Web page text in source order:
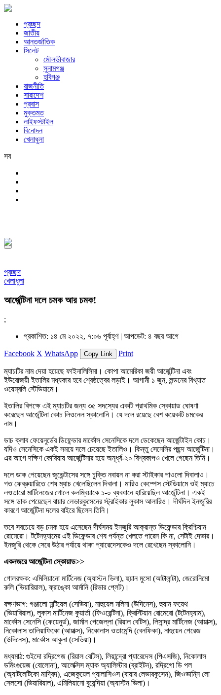
প্রচ্ছদ
জাতীয়
আন্তর্জাতিক
সিলেট
মৌলভীবাজার
সুনামগঞ্জ
হবিগঞ্জ
রাজনীতি
সারাদেশ
প্রবাস
মুক্তমত
লাইফস্টাইল
বিনোদন
খেলাধুলা
সব
প্রচ্ছদ
খেলাধুলা
আর্জেন্টিনা দলে চমক আর চমক!
;
প্রকাশিত: ১৪ মে ২০২২, ৭:০৬ পূর্বাহ্ণ | আপডেট: ৪ বছর আগে
Facebook X WhatsApp Copy Link Print
ম্যাচটির নাম দেয়া হয়েছে ফাইনালিসিমা। কোপা আমেরিকা জয়ী আর্জেন্টিনা এবং
ইউরোজয়ী ইতালির মধ্যকার হবে শ্রেষ্ঠত্বের লড়াই। আগামী ১ জুন, লন্ডনের বিখ্যাত
ওয়েম্বলি স্টেডিয়ামে।
ইতালির বিপক্ষে এই ম্যাচটির জন্য ৩৫ সদস্যের একটি প্রাথমিক স্কোয়াড ঘোষণা
করেছেন আর্জেন্টিনা কোচ লিওনেল স্কালোনি। যে দলে রয়েছে বেশ কয়েকটি চমকের
নাম।
ডাচ ক্লাব ফেয়েনুর্ডের ডিফেন্ডার মার্কোস সেনেসিকে দলে ডেকেছেন আর্জেন্টাইন কোচ।
যদিও সেনেসিকে একই সময়ে দলে চেয়েছে ইতালিও। কিন্তু সেনেসির পছন্দ আর্জেন্টিনা।
এর আগে দক্ষিণ কোরিয়ায় আর্জেন্টিনার হয়ে অনূর্ধ্ব-২০ বিশ্বকাপও খেলে গেছেন তিনি।
দলে ডাক পেয়েছেন জুভেন্টাসের সঙ্গে চুক্তি নবায়ন না করা স্টাইকার পাওলো দিবালাও।
গত ফেব্রুয়ারিতে শেষ ম্যাচ খেলেছিলেন দিবালা। মারিও কেম্পেস স্টেডিয়ামে ওই ম্যাচে
লওতারো মার্টিনেজের গোলে কলম্বিয়াকে ১-০ ব্যবধানে হারিয়েছিল আর্জেন্টিনা। একই
সঙ্গে ডাক পেয়েছেন বায়ার লেভারকুসেনের স্ট্রাইকার লুকাস আলারিও। দীর্ঘদিন ইনজুরির
কারণে আর্জেন্টিনা দলের বাইরে ছিলেন তিনি।
তবে সবচেয়ে বড় চমক হয়ে এসেছেন দীর্ঘসময় ইনজুরি আক্রান্ত ডিফেন্ডার ক্রিশ্চিয়ান
রোমেরো। টটেনহ্যামের এই ডিফেন্ডার শেষ পর্যন্ত খেলতে পারেন কি না, সেটাই দেভার।
ইনজুরি থেকে সেরে উঠার পর্যায়ে থাকা প্যারেদেসকেও দলে রেখেছেন স্কালোনি।
একনজরে আর্জেন্টিনা স্কোয়াড>>
গোলরক্ষক: এমিলিয়ানো মার্টিনেজ (অ্যাস্টন ভিলা), হুয়ান মুসো (আটালান্টা), জেরোনিমো
রুলি (ভিয়ারিয়াল), ফ্রাঙ্কো আর্মানি (রিভার প্লেট)।
রক্ষণভাগ: গঞ্জালো মন্টিয়েল (সেভিয়া), নাহুয়েল মলিনা (উদিনেস), হুয়ান ফয়েথ
(ভিয়ারিয়াল), লুকাস মার্টিনেজ কুয়ার্তা (ফিওরেন্টিনা), ক্রিস্টিয়ান রোমেরো (টটেনহ্যাম),
মার্কোস সেনেসি (ফেয়েনুর্ড), জার্মান পেজেল্লা (রিয়াল বেটিস), লিসান্দ্র মার্টিনেজ (আয়াক্স),
নিকোলাস তালিয়াফিকো (আয়াক্স), নিকোলাস ওতামেন্দি (বেনফিকা), নাহুয়েন পেরেজ
(উদিনেস), মার্কোস আকুনা (সেভিয়া)।
মধ্যমাঠ: গুইদো রদ্রিগেজ (রিয়াল বেটিস), লিয়ান্দ্রো প্যারেদেস (পিএসজি), নিকোলাস
ডমিংগুয়েজ (বোলোনা), আলেক্সিস ম্যাক অ্যালিস্টার (ব্রাইটন), রদ্রিগো ডি পল
(অ্যাটলেটিকো মাদ্রিদ), এজেকুয়েল প্যালাসিওস (বায়ার লেভারকুসেন), জিওভান্নি লো
সেলসো (ভিয়ারিয়াল), এমিলিয়ানো বুয়েন্দিয়া (অ্যাস্টন ভিলা)।